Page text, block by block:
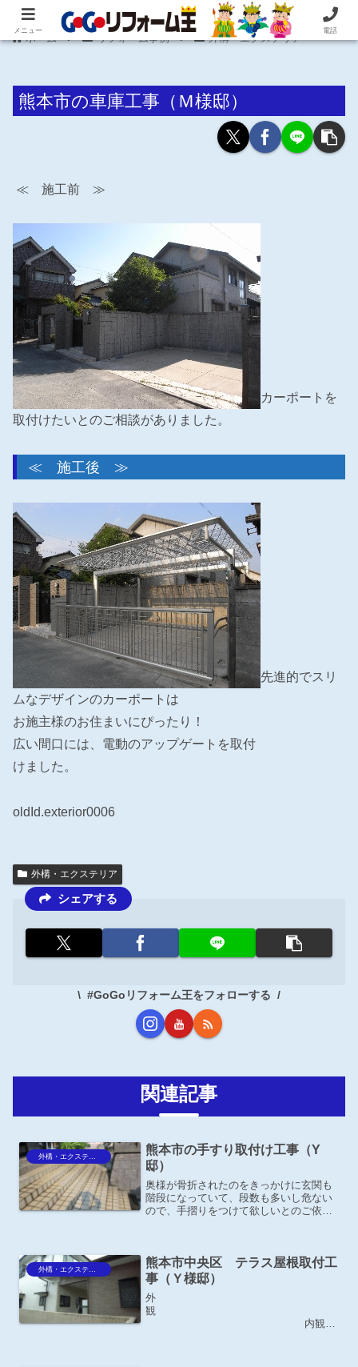
住まいの困ったを即解決！住宅リフォーム専門 株式会社 笠井産業
ホーム リフォーム事例 外構・エクステリア
熊本市の車庫工事（Ｍ様邸）
≪ 施工前 ≫
カーポートを
取付けたいとのご相談がありました。
≪ 施工後 ≫
先進的でスリ
ムなデザインのカーポートは
お施主様のお住まいにぴったり！
広い間口には、電動のアップゲートを取付
けました。
oldId.exterior0006
外構・エクステリア
シェアする
#GoGoリフォーム王をフォローする
関連記事
熊本市の手すり取付け工事（Y
邸）
奥様が骨折されたのをきっかけに玄関も
階段になっていて、段数も多いし危ない
ので、手摺りをつけて欲しいとのご依頼
熊本市中央区 テラス屋根取付工
事（Ｙ様邸）
外
観
内観
メニュー 電話